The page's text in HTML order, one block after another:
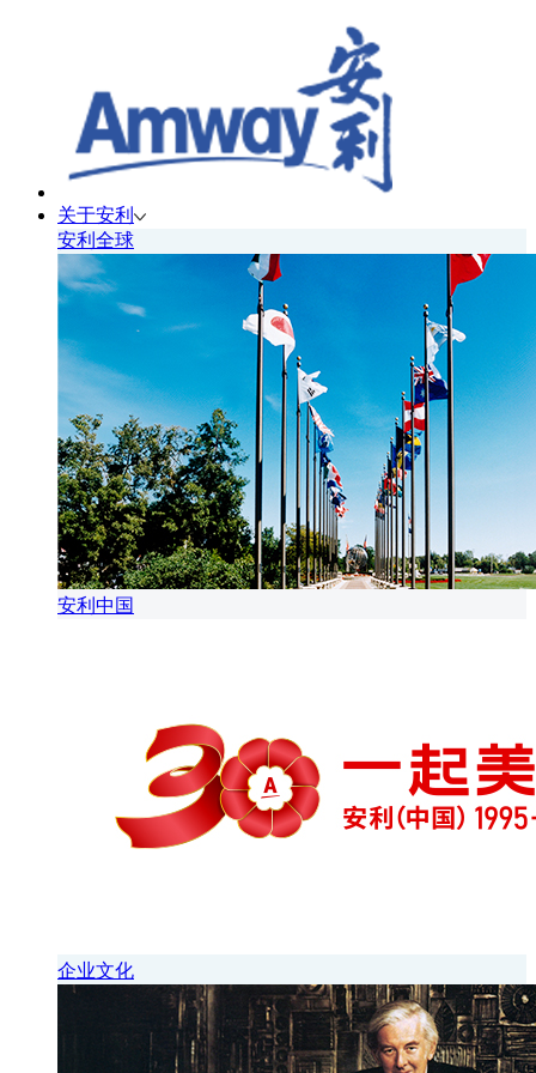
关于安利
安利全球
安利中国
企业文化